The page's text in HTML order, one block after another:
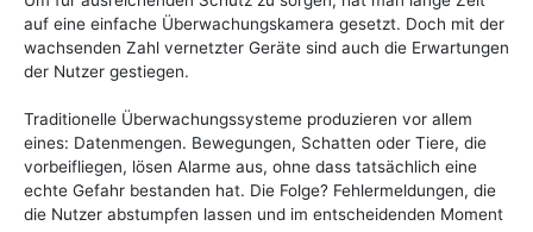
auf eine einfache Überwachungskamera gesetzt. Doch mit der
wachsenden Zahl vernetzter Geräte sind auch die Erwartungen
der Nutzer gestiegen.
Traditionelle Überwachungssysteme produzieren vor allem
eines: Datenmengen. Bewegungen, Schatten oder Tiere, die
vorbeifliegen, lösen Alarme aus, ohne dass tatsächlich eine
echte Gefahr bestanden hat. Die Folge? Fehlermeldungen, die
die Nutzer abstumpfen lassen und im entscheidenden Moment